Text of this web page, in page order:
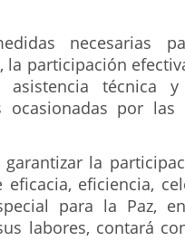
necesarias
la participación
asistencia técnica
por las
la
eficiencia,
para la Paz,
labores, contará